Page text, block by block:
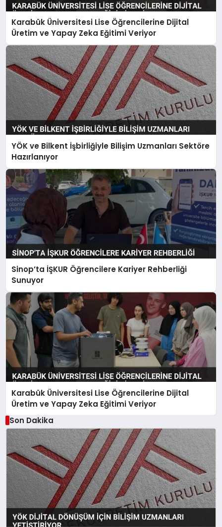
Karabük Üniversitesi Lise Öğrencilerine Dijital
Üretim ve Yapay Zeka Eğitimi Veriyor
YÖK ve Bilkent İşbirliğiyle Bilişim Uzmanları Sektöre
Hazırlanıyor
Sinop’ta İŞKUR Öğrencilere Kariyer Rehberliği
Sunuyor
Karabük Üniversitesi Lise Öğrencilerine Dijital
Üretim ve Yapay Zeka Eğitimi Veriyor
Son Dakika